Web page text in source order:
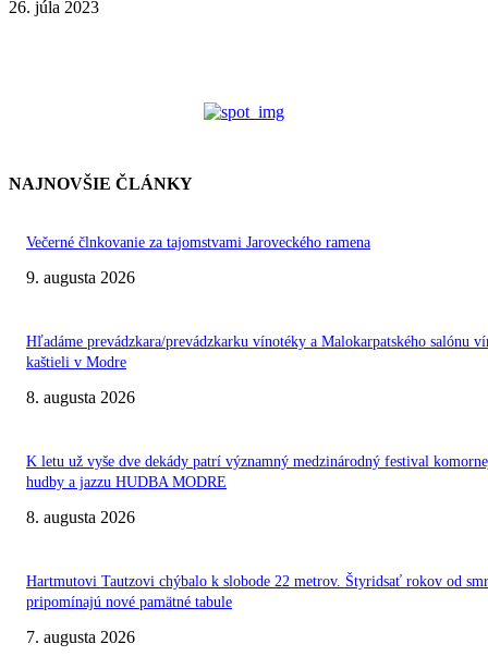
26. júla 2023
NAJNOVŠIE ČLÁNKY
Večerné člnkovanie za tajomstvami Jaroveckého ramena
9. augusta 2026
Hľadáme prevádzkara/prevádzkarku vínotéky a Malokarpatského salónu
kaštieli v Modre
8. augusta 2026
K letu už vyše dve dekády patrí významný medzinárodný festival
hudby a jazzu HUDBA MODRE
8. augusta 2026
Hartmutovi Tautzovi chýbalo k slobode 22 metrov. Štyridsať rokov od
pripomínajú nové pamätné tabule
7. augusta 2026